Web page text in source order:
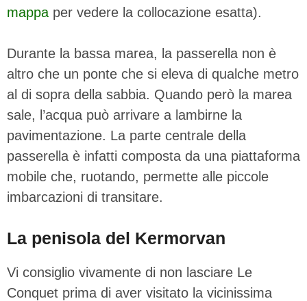
mappa per vedere la collocazione esatta).
Durante la bassa marea, la passerella non è
altro che un ponte che si eleva di qualche metro
al di sopra della sabbia. Quando però la marea
sale, l’acqua può arrivare a lambirne la
pavimentazione. La parte centrale della
passerella è infatti composta da una piattaforma
mobile che, ruotando, permette alle piccole
imbarcazioni di transitare.
La penisola del Kermorvan
Vi consiglio vivamente di non lasciare Le
Conquet prima di aver visitato la vicinissima